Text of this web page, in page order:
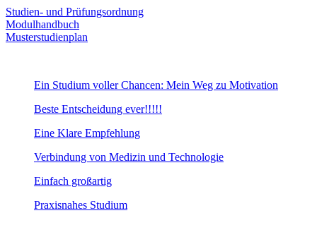
Studien- und Prüfungsordnung
Modulhandbuch
Musterstudienplan
Ein Studium voller Chancen: Mein Weg zu Motivation
Beste Entscheidung ever!!!!!
Eine Klare Empfehlung
Verbindung von Medizin und Technologie
Einfach großartig
Praxisnahes Studium